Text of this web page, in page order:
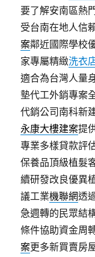
要了解安南區熱
受台南在地人信
案鄰近國際學校
家專屬精緻洗衣
適合為台灣人量
墊代工外銷專案
代銷公司南科新
永康大樓建案提
專業多樣貸款評
保養品頂級植髮
續研發改良優異
議工業機聯網透
急週轉的民眾結
條件協助資金周
案更多新買賣房